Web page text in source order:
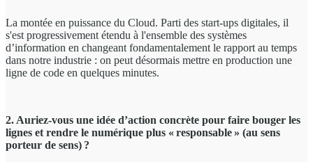
La montée en puissance du Cloud. Parti des start-ups digitales, il
s'est progressivement étendu à l'ensemble des systèmes
d’information en changeant fondamentalement le rapport au temps
dans notre industrie : on peut désormais mettre en production une
ligne de code en quelques minutes.
2. Auriez-vous une idée d’action concrète pour faire bouger les
lignes et rendre le numérique plus « responsable » (au sens
porteur de sens) ?